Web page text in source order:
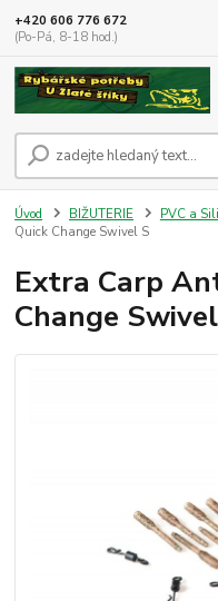
+420 606 776 672
(Po-Pá, 8-18 hod.)
Úvod BIŽUTERIE PVC a
Quick Change Swivel S
Extra Carp
Change